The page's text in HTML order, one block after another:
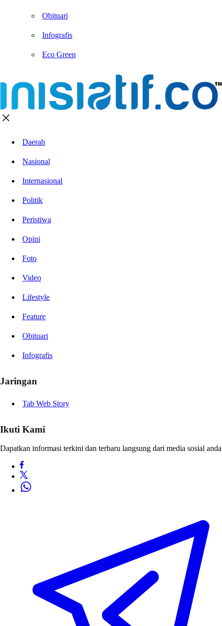
Obituari
Infografis
Eco Green
Daerah
Nasional
Internasional
Politik
Peristiwa
Opini
Foto
Video
Lifestyle
Feature
Obituari
Infografis
Jaringan
Tab Web Story
Ikuti Kami
Dapatkan informasi terkini dan terbaru langsung dari media sosial anda